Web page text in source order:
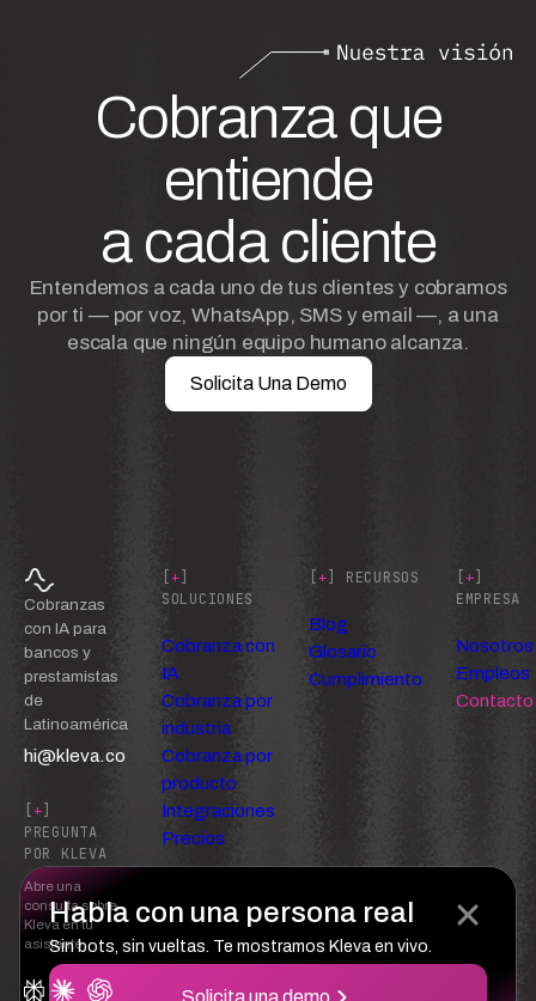
Habla con una persona real
Sin bots, sin vueltas. Te mostramos Kleva en vivo.
Solicita una demo
Cobranza que
entiende
a cada cliente
Entendemos a cada uno de tus clientes y cobramos
por ti — por voz, WhatsApp, SMS y email —, a una
escala que ningún equipo humano alcanza.
Solicita Una Demo
Cobranzas
con IA para
bancos y
prestamistas
de
Latinoamérica
hi@kleva.co
+
PREGUNTA
POR KLEVA
Abre una
consulta sobre
Kleva en tu
asistente
+
SOLUCIONES
Cobranza con
IA
Cobranza por
industria
Cobranza por
producto
Integraciones
Precios
+ ] RECURSOS
Blog
Glosario
Cumplimiento
+
EMPRESA
Nosotros
Empleos
Contacto